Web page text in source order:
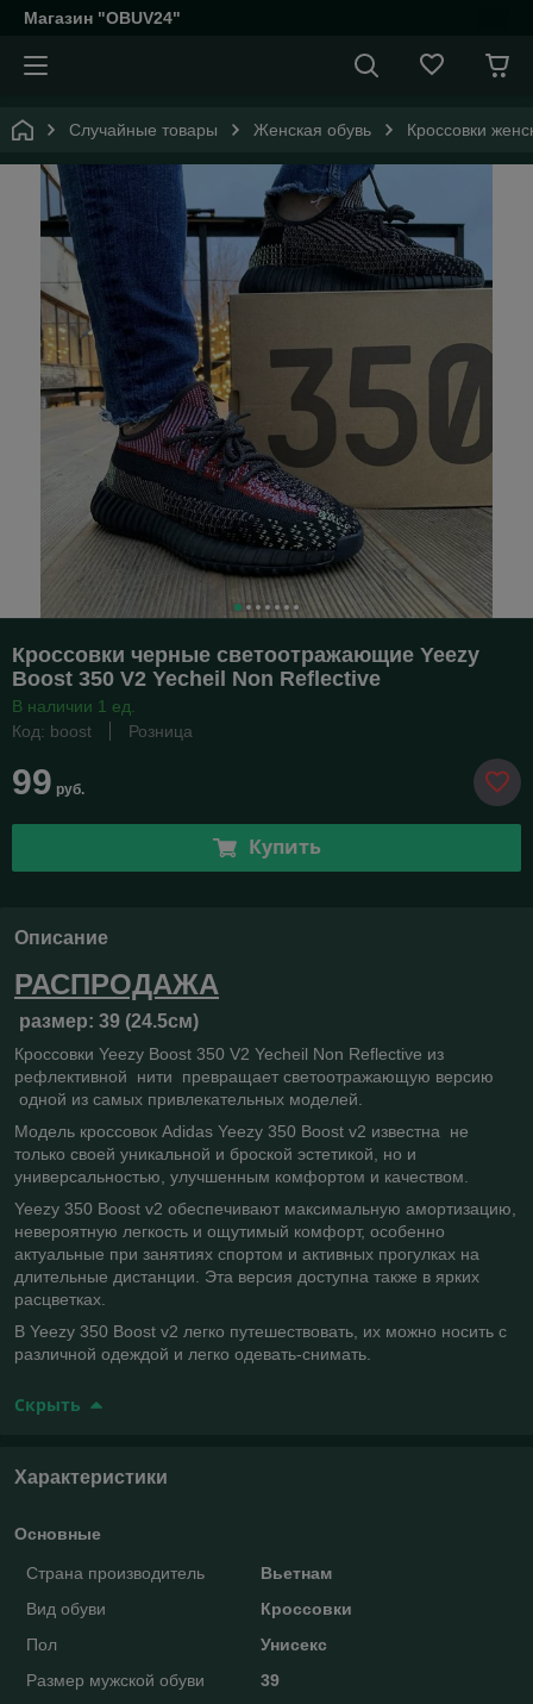
Магазин "OBUV24"
Случайные товары Женская обувь Кроссовки
Кроссовки черные светоотражающие Yeezy
Boost 350 V2 Yecheil Non Reflective
В наличии 1 ед.
Код: boost
Розница
99 руб.
Купить
Описание
РАСПРОДАЖА
размер: 39 (24.5см)
Кроссовки Yeezy Boost 350 V2 Yecheil Non Reflective из
рефлективной нити превращает светоотражающую версию
одной из самых привлекательных моделей.
Модель кроссовок Adidas Yeezy 350 Boost v2 известна не
только своей уникальной и броской эстетикой, но и
универсальностью, улучшенным комфортом и качеством.
Yeezy 350 Boost v2 обеспечивают максимальную амортизацию,
невероятную легкость и ощутимый комфорт, особенно
актуальные при занятиях спортом и активных прогулках на
длительные дистанции. Эта версия доступна также в ярких
расцветках.
В Yeezy 350 Boost v2 легко путешествовать, их можно носить с
различной одеждой и легко одевать-снимать.
Скрыть
Характеристики
Основные
Страна производитель
Вьетнам
Вид обуви
Кроссовки
Пол
Унисекс
Размер мужской обуви
39